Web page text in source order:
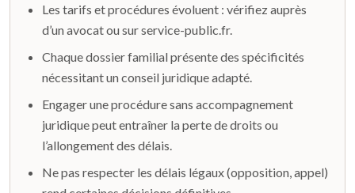
Les tarifs et procédures évoluent : vérifiez auprès
d’un avocat ou sur service-public.fr.
Chaque dossier familial présente des spécificités
nécessitant un conseil juridique adapté.
Engager une procédure sans accompagnement
juridique peut entraîner la perte de droits ou
l’allongement des délais.
Ne pas respecter les délais légaux (opposition, appel)